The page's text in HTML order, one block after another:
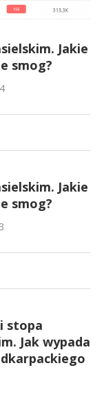
Jakie
smog?
Jakie
smog?
stopa
Jak wypada